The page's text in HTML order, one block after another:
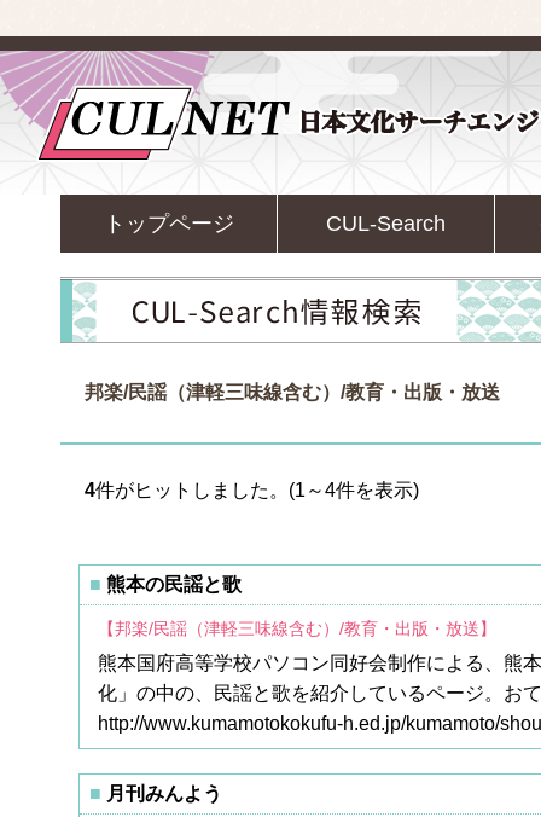
トップページ CUL-Search
邦楽/民謡（津軽三味線含む）/教育・出版・放送
4件がヒットしました。(1～4件を表示)
熊本の民謡と歌
【邦楽/民謡（津軽三味線含む）/教育・出版・放送】
熊本国府高等学校パソコン同好会制作による、熊
化」の中の、民謡と歌を紹介しているページ。お
http://www.kumamotokokufu-h.ed.jp/kumamoto/
月刊みんよう